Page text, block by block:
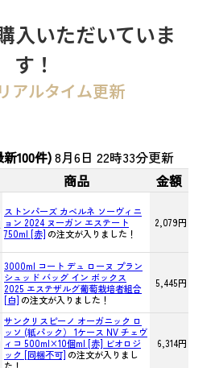
入いただいていま
す！
アルタイム更新